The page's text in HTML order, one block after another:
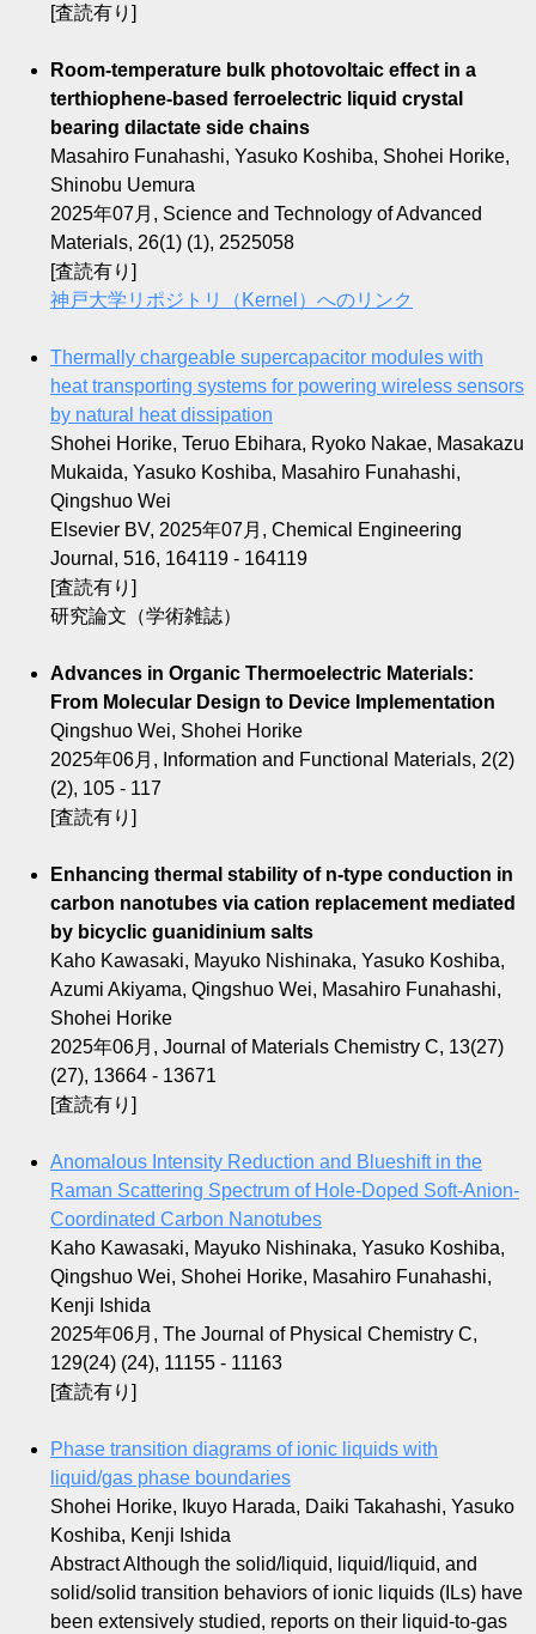
[査読有り]
Room-temperature bulk photovoltaic effect in a
terthiophene-based ferroelectric liquid crystal
bearing dilactate side chains
Masahiro Funahashi, Yasuko Koshiba, Shohei Horike,
Shinobu Uemura
2025年07月, Science and Technology of Advanced
Materials, 26(1) (1), 2525058
[査読有り]
神戸大学リポジトリ（Kernel）へのリンク
Thermally chargeable supercapacitor modules with
heat transporting systems for powering wireless sensors
by natural heat dissipation
Shohei Horike, Teruo Ebihara, Ryoko Nakae, Masakazu
Mukaida, Yasuko Koshiba, Masahiro Funahashi,
Qingshuo Wei
Elsevier BV, 2025年07月, Chemical Engineering
Journal, 516, 164119 - 164119
[査読有り]
研究論文（学術雑誌）
Advances in Organic Thermoelectric Materials:
From Molecular Design to Device Implementation
Qingshuo Wei, Shohei Horike
2025年06月, Information and Functional Materials, 2(2)
(2), 105 - 117
[査読有り]
Enhancing thermal stability of n-type conduction in
carbon nanotubes via cation replacement mediated
by bicyclic guanidinium salts
Kaho Kawasaki, Mayuko Nishinaka, Yasuko Koshiba,
Azumi Akiyama, Qingshuo Wei, Masahiro Funahashi,
Shohei Horike
2025年06月, Journal of Materials Chemistry C, 13(27)
(27), 13664 - 13671
[査読有り]
Anomalous Intensity Reduction and Blueshift in the
Raman Scattering Spectrum of Hole-Doped Soft-Anion-
Coordinated Carbon Nanotubes
Kaho Kawasaki, Mayuko Nishinaka, Yasuko Koshiba,
Qingshuo Wei, Shohei Horike, Masahiro Funahashi,
Kenji Ishida
2025年06月, The Journal of Physical Chemistry C,
129(24) (24), 11155 - 11163
[査読有り]
Phase transition diagrams of ionic liquids with
liquid/gas phase boundaries
Shohei Horike, Ikuyo Harada, Daiki Takahashi, Yasuko
Koshiba, Kenji Ishida
Abstract Although the solid/liquid, liquid/liquid, and
solid/solid transition behaviors of ionic liquids (ILs) have
been extensively studied, reports on their liquid-to-gas